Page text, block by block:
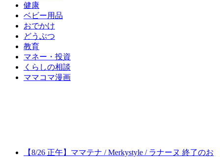
健康
ベビー用品
おでかけ
どうぶつ
教育
マネー・投資
くらしの相談
ママコマ漫画
【8/26 正午】ママテナ / Merkystyle / ラナーヌ 終了のお